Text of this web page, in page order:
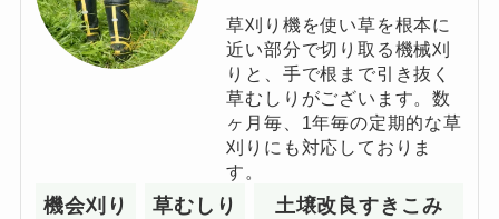
草刈り機を使い草を根本に
近い部分で切り取る機械刈
りと、⼿で根まで引き抜く
草むしりがございます。数
ヶ⽉毎、1年毎の定期的な草
刈りにも対応しておりま
す。
機会刈り 草むしり 土壌改良すきこみ